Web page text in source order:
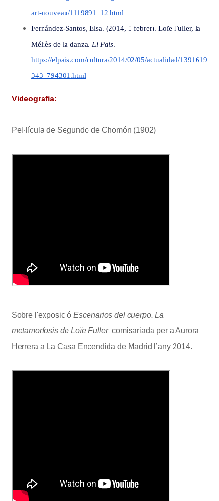
art-nouveau/1119891_12.html
Fernández-Santos, Elsa. (2014, 5 febrer). Loïe Fuller, la
Méliès de la danza. El País.
https://elpais.com/cultura/2014/02/05/actualidad/1391619
343_794301.html
Videografia:
Pel·lícula de Segundo de Chomón (1902)
Sobre l'exposició Escenarios del cuerpo. La
metamorfosis de Loïe Fuller, comisariada per a Aurora
Herrera a La Casa Encendida de Madrid l’any 2014.